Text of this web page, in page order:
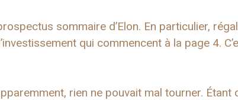
sommaire d’Elon. En particulier,
qui commencent à la page 4.
rien ne pouvait mal tourner.